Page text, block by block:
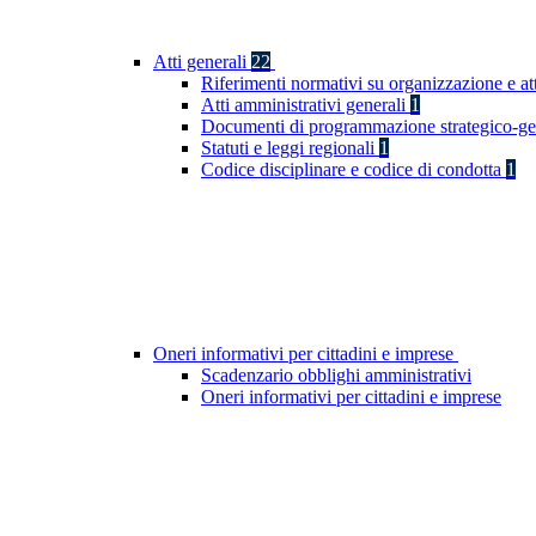
Atti generali 22
Riferimenti normativi su organizzazione e
Atti amministrativi generali 1
Documenti di programmazione strategico-
Statuti e leggi regionali 1
Codice disciplinare e codice di condotta 1
Oneri informativi per cittadini e imprese
Scadenzario obblighi amministrativi
Oneri informativi per cittadini e imprese